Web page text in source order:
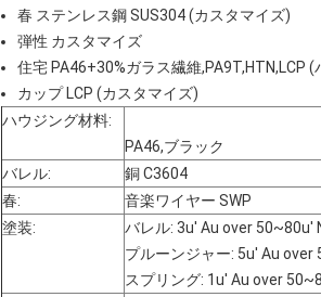
春 ステンレス鋼 SUS304 (カスタマイズ)
弾性 カスタマイズ
住宅 PA46+30%ガラス繊維,PA9T,HTN,LCP
カップ LCP (カスタマイズ)
ハウジング材料:
PA46,ブラック
バレル: 銅 C3604
春:
音楽ワイヤー SWP
塗装:
バレル: 3u' Au over 50~80u'
プルーンジャー: 5u' Au over
スプリング: 1u' Au over